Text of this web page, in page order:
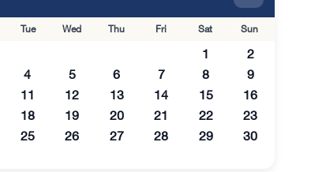
Tue Wed Thu Fri Sat Sun
1
2
4 5 6 7 8
9
11 12 13 14 15
16
18 19 20 21 22
23
25 26 27 28 29
30